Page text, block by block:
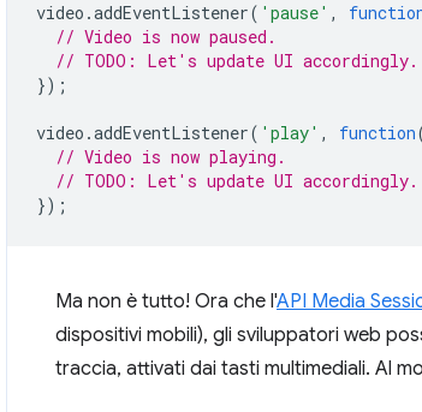
video .addEventListener( 'pause' ,
// Video is now paused.
// TODO: Let's update UI accordingly.
});
video .addEventListener( 'play' , function
// Video is now playing.
// TODO: Let's update UI accordingly.
});
Ma non è tutto! Ora che l'API Media
dispositivi mobili), gli sviluppatori web
traccia, attivati dai tasti multimediali. Al